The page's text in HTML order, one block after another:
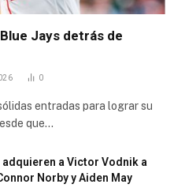
Jays detrás de
0
entradas para lograr su
que…
adquieren a Victor Vodnik a
Norby y Aiden May